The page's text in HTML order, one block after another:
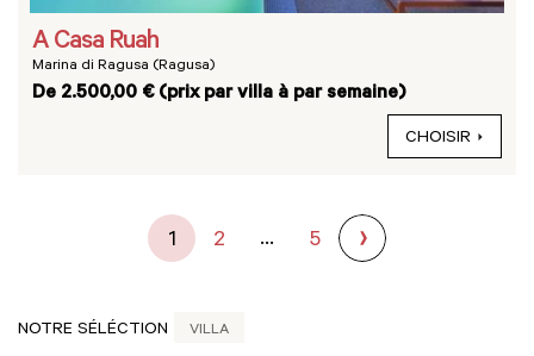
A Casa Ruah
Marina di Ragusa (Ragusa)
De 2.500,00 € (prix par villa à par semaine)
CHOISIR
1 2 ... 5
NOTRE SÉLÉCTION VILLA